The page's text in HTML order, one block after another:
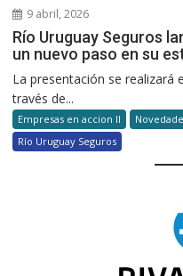
9 abril, 2026
Río Uruguay Seguros
un nuevo paso en su
La presentación se realizará
través de...
Empresas en accion II
Río Uruguay Seguros